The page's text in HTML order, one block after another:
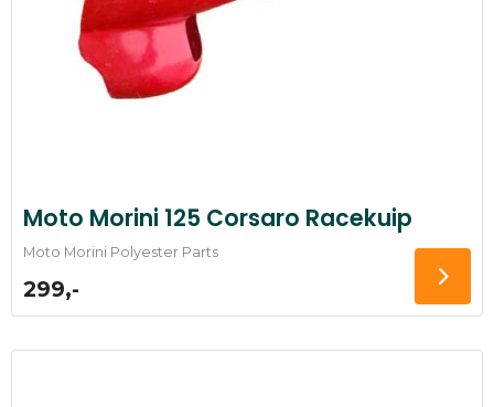
Moto Morini 125 Corsaro Racekuip
Moto Morini Polyester Parts
299,-